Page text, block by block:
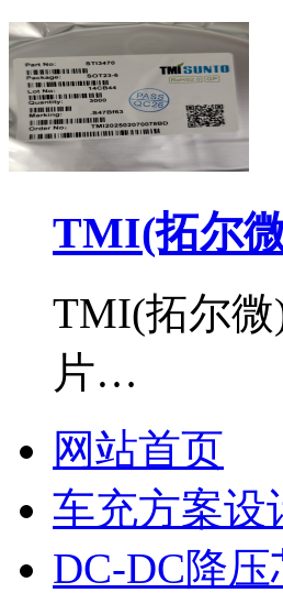
TMI(拓尔
TMI(拓尔微
片…
网站首页
车充方案设
DC-DC降压